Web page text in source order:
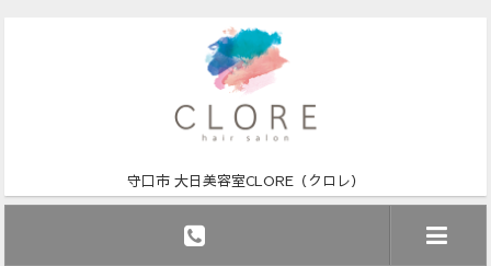
守口市 大日美容室CLORE（クロレ）